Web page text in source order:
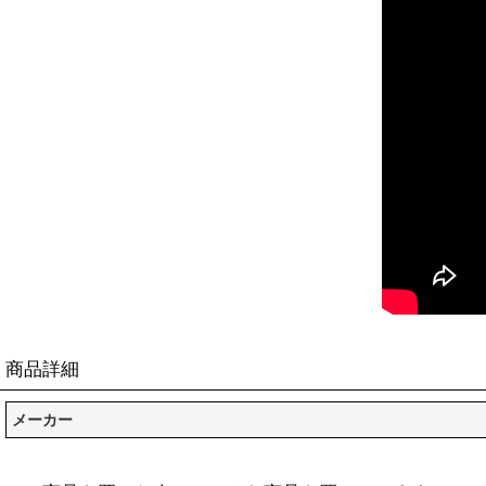
商品詳細
メーカー